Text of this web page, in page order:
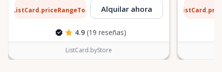
ListCard.priceRangeTo por díaAlquilar ahora
4.9 (19 reseñas)
ListCard.byStore